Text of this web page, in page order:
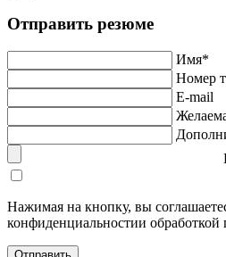
Отправить резюме
Имя*
Номер
E-mail
Нажимая на кнопку, вы
конфиденциальностии